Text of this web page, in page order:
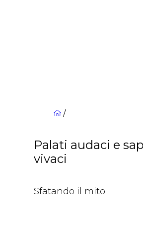
/
Palati audaci e
vivaci
Sfatando il mito